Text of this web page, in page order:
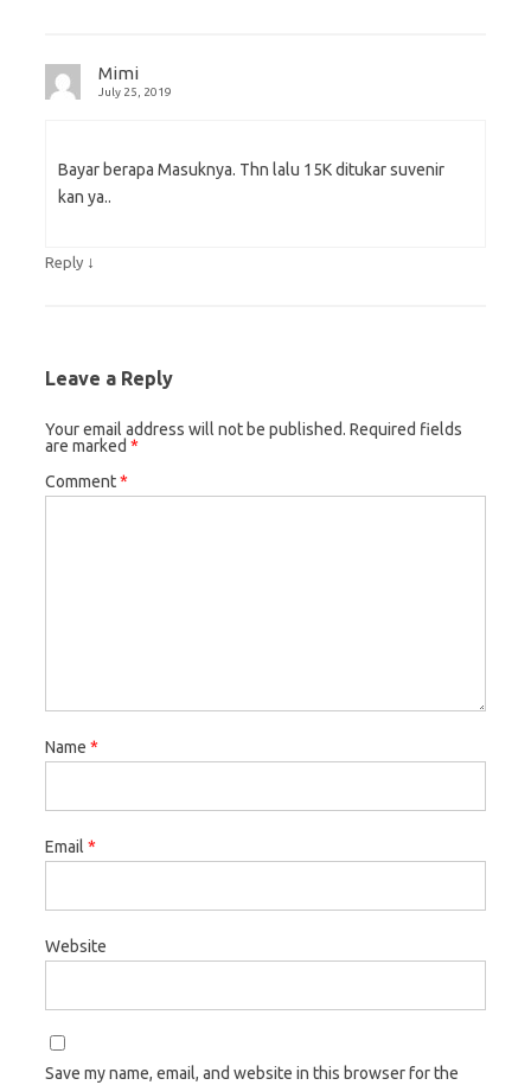
Mimi
July 25, 2019
Bayar berapa Masuknya. Thn lalu 15K ditukar suvenir
kan ya..
Reply ↓
Leave a Reply
Your email address will not be published. Required fields
are marked *
Comment*
Name *
Email *
Website
Save my name, email, and website in this browser for the